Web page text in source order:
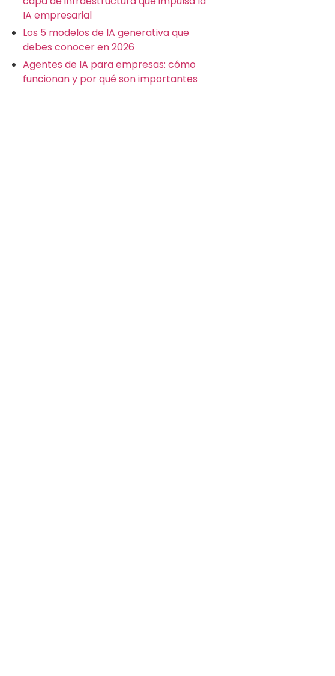
IA empresarial
Los 5 modelos de IA generativa que
debes conocer en 2026
Agentes de IA para empresas: cómo
funcionan y por qué son importantes